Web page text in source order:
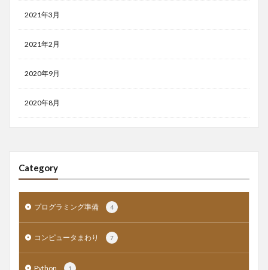
2021年3月
2021年2月
2020年9月
2020年8月
Category
プログラミング準備 4
コンピュータまわり 7
Python 1